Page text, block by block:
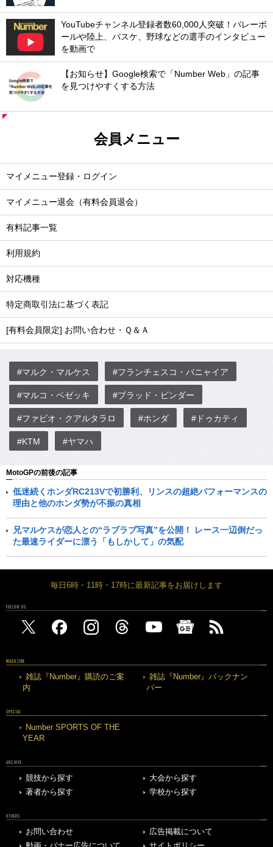
YouTubeチャンネル登録者数60,000人突破！バレーボ
ールや陸上、バスケ、野球などの選手のインタビュー
を動画で
【お知らせ】Google検索で「Number Web」の記事
を見つけやすくする方法
会員メニュー
マイメニュー登録・ログイン
マイメニュー退会（有料会員退会）
有料記事一覧
利用規約
対応機種
特定商取引法に基づく表記
[有料会員限定] お問い合わせ・Ｑ＆Ａ
#マルク・マルケス #フランチェスコ・バニャイア
#マルコ・ベゼッキ #ブラッド・ビンダー
#ファビオ・クアルタラロ #ホンダ #ドゥカティ
#KTM #ヤマハ
MotoGPの前後の記事
低迷続くホンダRC213Vで初勝利、リンスの超絶パフォーマンスの
理由と他のホンダ勢が不振の真相
兄マルケスが恋人との“ラブラブ写真”を公開！ レース一辺倒だっ
た最速ライダーに漂う「もしかして」の気配
毎日6時・11時・17時に最新記事をお届けします
FOLLOW US
MAGAZINE
雑誌『Number』購読のご案
内
雑誌『Number』バックナン
バー
SPECIAL
Number SPORTS OF THE
YEAR
ARCHIVE
競技から探す
大会から探す
著者から探す
学校から探す
OTHERS
お問い合わせ
広告掲載について